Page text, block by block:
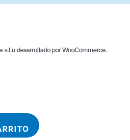
desarrollado por WooCommerce.